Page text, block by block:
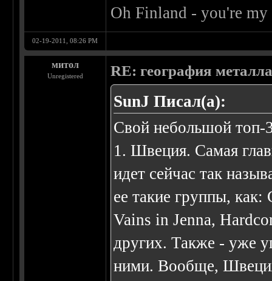
Oh Finland - you're
02-19-2011, 08:26 PM
митол
Unregistered RE: география
SunJ Писал(а):
Свой небольшой
1. Швеция. Самая
идет сейчас так
ее такие группы,
Vains in Jenna,
других. Также - уже
ними. Вообще,